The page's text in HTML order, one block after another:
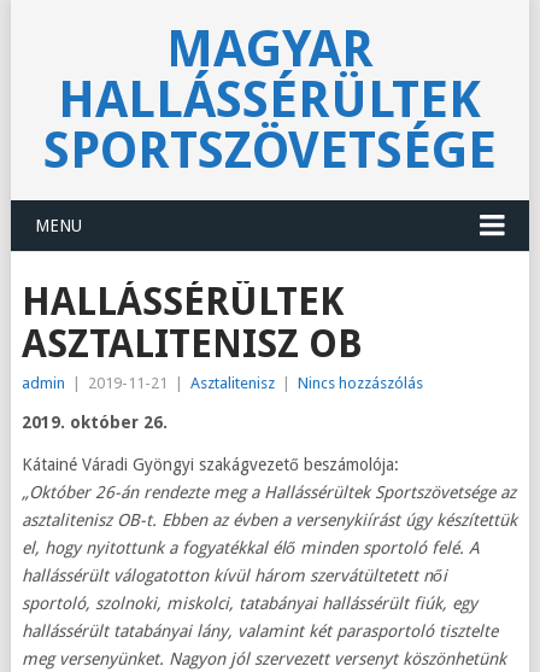
MAGYAR
HALLÁSSÉRÜLTEK
SPORTSZÖVETSÉGE
MENU
HALLÁSSÉRÜLTEK
ASZTALITENISZ OB
admin 2019-11-21 Asztalitenisz Nincs hozzászólás
2019. október 26.
Kátainé Váradi Gyöngyi szakágvezető beszámolója:
„Október 26-án rendezte meg a Hallássérültek Sportszövetsége az
asztalitenisz OB-t. Ebben az évben a versenykiírást úgy készítettük
el, hogy nyitottunk a fogyatékkal élő minden sportoló felé. A
hallássérült válogatotton kívül három szervátültetett női
sportoló, szolnoki, miskolci, tatabányai hallássérült fiúk, egy
hallássérült tatabányai lány, valamint két parasportoló tisztelte
meg versenyünket. Nagyon jól szervezett versenyt köszönhetünk